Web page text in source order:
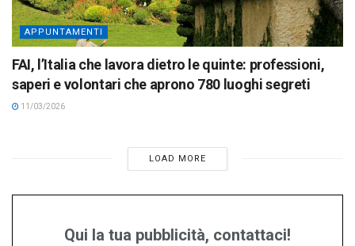
APPUNTAMENTI
FAI, l’Italia che lavora dietro le quinte: professioni,
saperi e volontari che aprono 780 luoghi segreti
11/03/2026
LOAD MORE
Qui la tua pubblicità, contattaci!